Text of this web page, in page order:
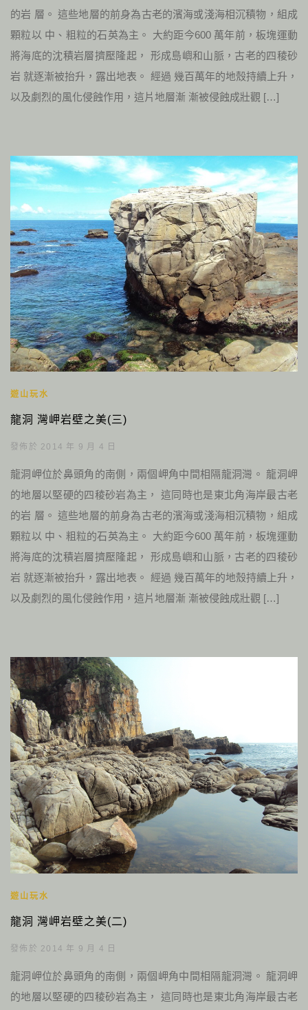
的岩 層。 這些地層的前身為古老的濱海或淺海相沉積物，組成
顆粒以 中、粗粒的石英為主。 大約距今600 萬年前，板塊運動
將海底的沈積岩層擠壓隆起， 形成島嶼和山脈，古老的四稜砂
岩 就逐漸被抬升，露出地表。 經過 幾百萬年的地殼持續上升，
以及劇烈的風化侵蝕作用，這片地層漸 漸被侵蝕成壯觀 […]
遊山玩水
龍洞 灣岬岩壁之美(三)
發佈於 2014 年 9 月 4 日
龍洞岬位於鼻頭角的南側，兩個岬角中間相隔龍洞灣。 龍洞岬
的地層以堅硬的四稜砂岩為主， 這同時也是東北角海岸最古老
的岩 層。 這些地層的前身為古老的濱海或淺海相沉積物，組成
顆粒以 中、粗粒的石英為主。 大約距今600 萬年前，板塊運動
將海底的沈積岩層擠壓隆起， 形成島嶼和山脈，古老的四稜砂
岩 就逐漸被抬升，露出地表。 經過 幾百萬年的地殼持續上升，
以及劇烈的風化侵蝕作用，這片地層漸 漸被侵蝕成壯觀 […]
遊山玩水
龍洞 灣岬岩壁之美(二)
發佈於 2014 年 9 月 4 日
龍洞岬位於鼻頭角的南側，兩個岬角中間相隔龍洞灣。 龍洞岬
的地層以堅硬的四稜砂岩為主， 這同時也是東北角海岸最古老